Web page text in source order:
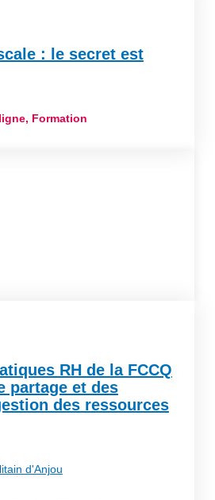
: le secret est
, Formation
RH de la FCCQ
partage et des
des ressources
d'Anjou